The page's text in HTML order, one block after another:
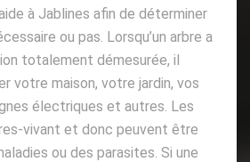
à Jablines afin de déterminer
ou pas. Lorsqu’un arbre a
totalement démesurée, il
votre maison, votre jardin, vos
électriques et autres. Les
vivant et donc peuvent être
ou des parasites. Si une